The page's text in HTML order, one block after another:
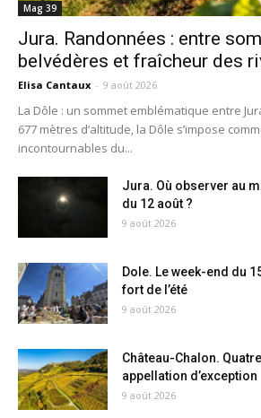
Mag 39
Jura. Randonnées : entre
belvédères et fraîcheur des
Elisa Cantaux - 9 août 2026
La Dôle : un sommet emblématique entre
677 mètres d’altitude, la Dôle s’impose
incontournables du...
Jura. Où observer au
du 12 août ?
9 août 2026
Dole. Le week-end du
fort de l’été
9 août 2026
Château-Chalon.
appellation d’exception
9 août 2026